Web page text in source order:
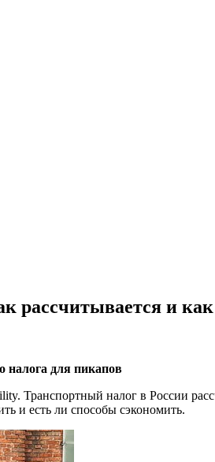
рассчитывается и
налога для пикапов
Транспортный налог в России
и есть ли способы сэкономить.